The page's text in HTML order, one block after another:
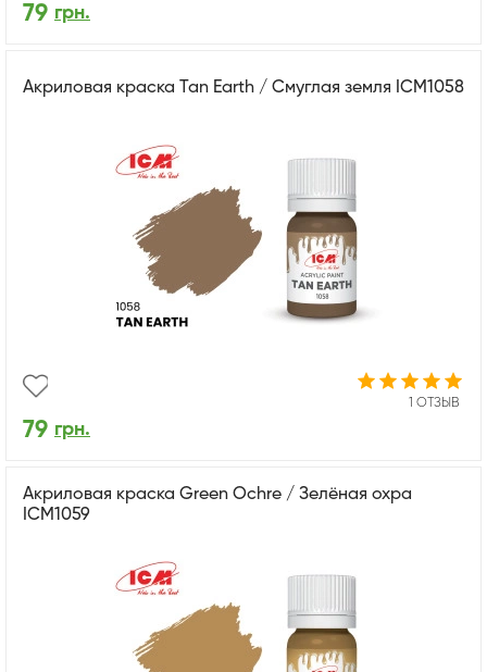
79 грн.
Акриловая краска Tan Earth / Смуглая земля ICM1058
1 ОТЗЫВ
79 грн.
Акриловая краска Green Ochre / Зелёная охра
ICM1059